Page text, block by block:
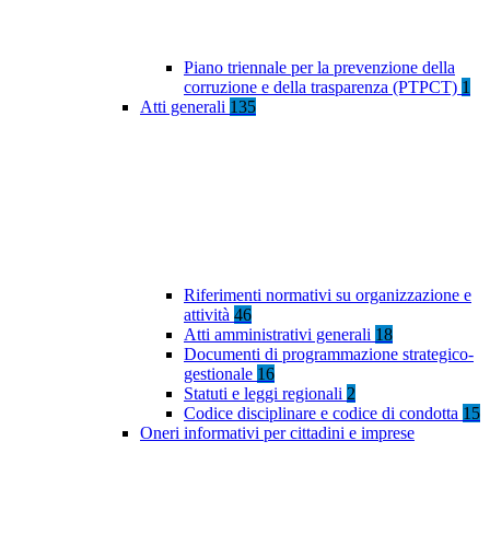
Piano triennale per la prevenzione della
corruzione e della trasparenza (PTPCT) 1
Atti generali 135
Riferimenti normativi su organizzazione e
attività 46
Atti amministrativi generali 18
Documenti di programmazione strategico-
gestionale 16
Statuti e leggi regionali 2
Codice disciplinare e codice di condotta 15
Oneri informativi per cittadini e imprese